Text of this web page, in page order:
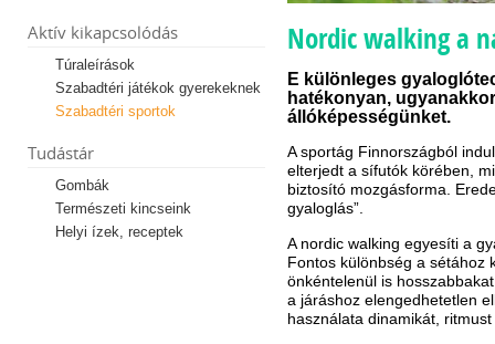
Aktív kikapcsolódás
Túraleírások
Szabadtéri játékok gyerekeknek
Szabadtéri sportok
Tudástár
Gombák
Természeti kincseink
Helyi ízek, receptek
Nordic walking a
E különleges
hatékonyan,
állóképességünket.
A sportág Finnországból
elterjedt a sífutók körében,
biztosító mozgásforma.
gyaloglás”.
A nordic walking egyesíti a
Fontos különbség a sétához
önkéntelenül is
a járáshoz elengedhetetlen
használata dinamikát,